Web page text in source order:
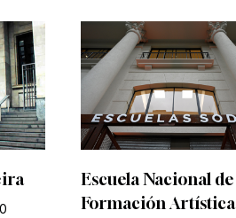
Escuela Nacional de
Formación Artística